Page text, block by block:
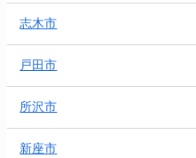
志木市
戸田市
所沢市
新座市